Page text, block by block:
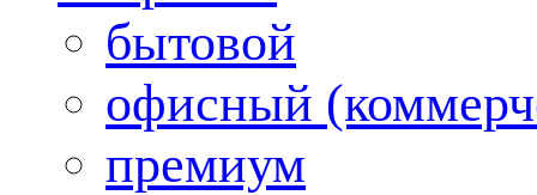
бытовой
офисный
премиум